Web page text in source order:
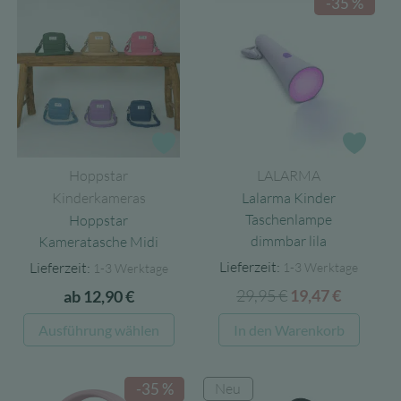
Hoppstar
Kinderkameras
Hoppstar
Kameratasche Midi
Lieferzeit: 1-3 Werktage
ab 12,90€
Ausführung wählen
Produkt
mehrere
LALARMA
Lalarma Kinder
Taschenlampe
dimmbar lila
Lieferzeit: 1-3 Werktage
29,95€ Ursprünglicher
Preis
war:
19,47€
Preis
ist:
In den Warenkorb
-35 % Neu